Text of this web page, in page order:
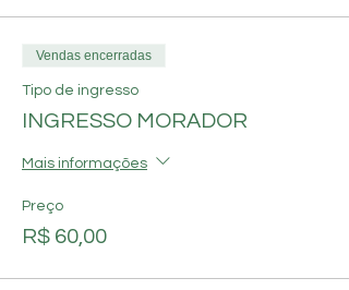
Vendas encerradas
Tipo de ingresso
INGRESSO MORADOR
Mais informações
Preço
R$ 60,00